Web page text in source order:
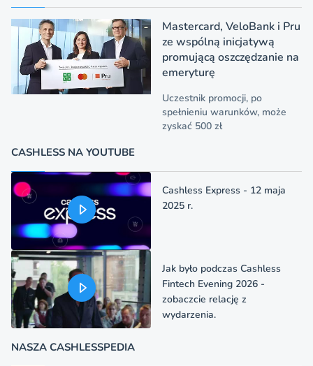
Mastercard, VeloBank i Pru
ze wspólną inicjatywą
promującą oszczędzanie na
emeryturę
Uczestnik promocji, po
spełnieniu warunków, może
zyskać 500 zł
CASHLESS NA YOUTUBE
Cashless Express - 12 maja
2025 r.
Jak było podczas Cashless
Fintech Evening 2026 -
zobaczcie relację z
wydarzenia.
NASZA CASHLESSPEDIA